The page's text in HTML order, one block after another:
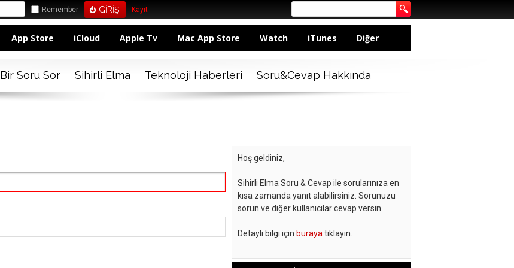
Remember Kayıt
App Store iCloud Apple Tv Mac App Store Watch iTunes Diğer
Bir Soru Sor Sihirli Elma Teknoloji Haberleri Soru&Cevap Hakkında
Hoş geldiniz,
Sihirli Elma Soru & Cevap ile sorularınıza en
kısa zamanda yanıt alabilirsiniz. Sorunuzu
sorun ve diğer kullanıcılar cevap versin.
Detaylı bilgi için buraya tıklayın.